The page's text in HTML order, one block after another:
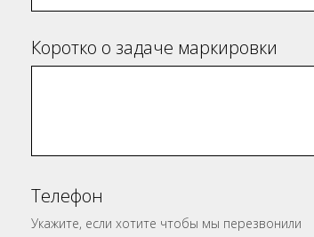
Коротко о задаче маркировки
Телефон
Укажите, если хотите чтобы мы перезвонили